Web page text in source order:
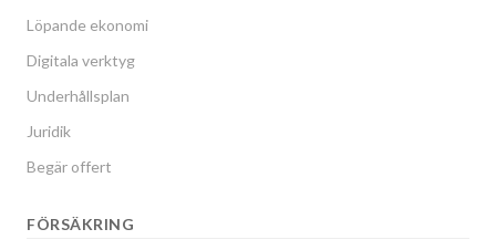
Löpande ekonomi
Digitala verktyg
Underhållsplan
Juridik
Begär offert
FÖRSÄKRING